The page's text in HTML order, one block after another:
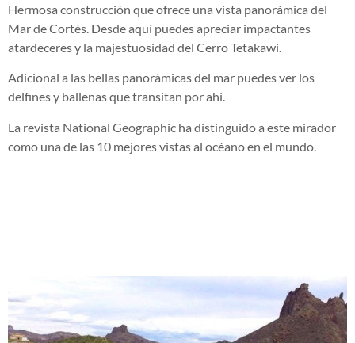
Hermosa construcción que ofrece una vista panorámica del
Mar de Cortés. Desde aquí puedes apreciar impactantes
atardeceres y la majestuosidad del Cerro Tetakawi.
Adicional a las bellas panorámicas del mar puedes ver los
delfines y ballenas que transitan por ahí.
La revista National Geographic ha distinguido a este mirador
como una de las 10 mejores vistas al océano en el mundo.